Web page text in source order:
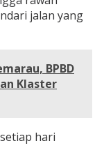
jalan yang
BPBD
Klaster
hari